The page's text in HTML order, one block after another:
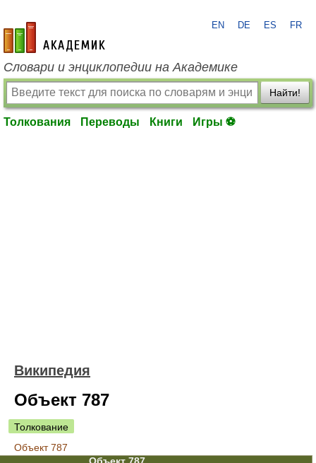
academic.ru
EN DE ES FR
Словари и энциклопедии на Академике
Найти!
Толкования Переводы Книги Игры ⚽
Википедия
Объект 787
Толкование
Объект 787